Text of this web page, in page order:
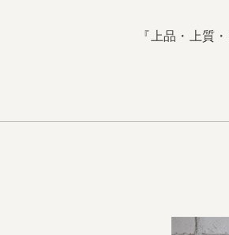
『上品・上質